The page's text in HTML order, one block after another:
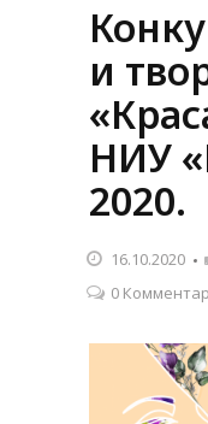
и
НИУ
2020.
16.10.2020
0